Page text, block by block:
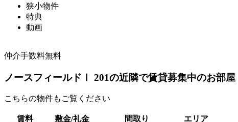
狭小物件
特典
動画
仲介手数料無料
ノースフィールドⅠ 201の近隣で賃貸募集中のお部屋
こちらの物件もご覧ください
賃料 敷金/礼金 間取り エリア